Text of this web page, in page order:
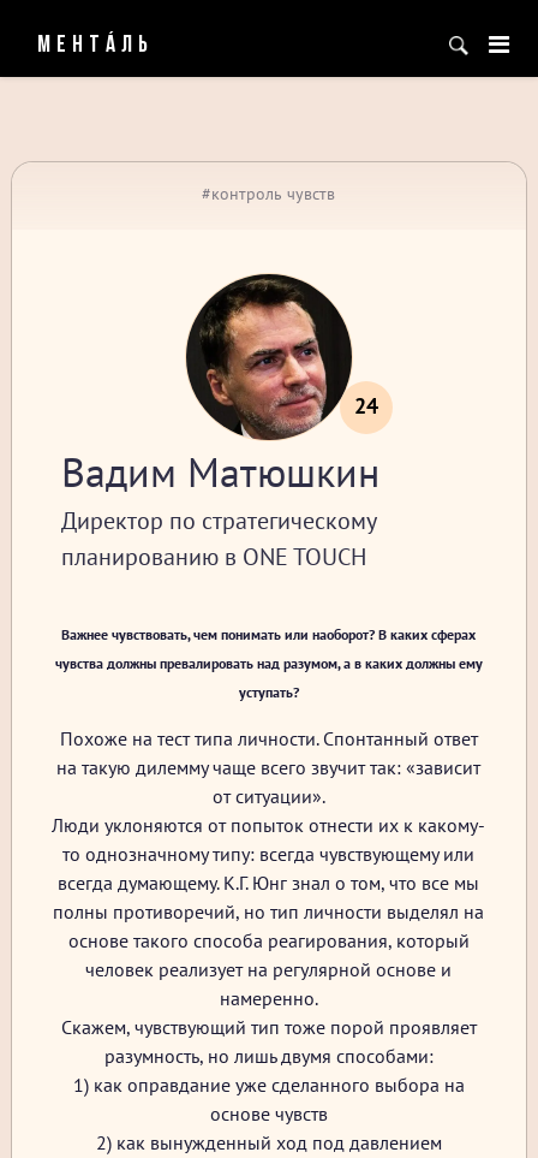
МЕНТÁЛЬ
#контроль чувств
24
Вадим Матюшкин
Директор по стратегическому
планированию в ONE TOUCH
Важнее чувствовать, чем понимать или наоборот? В каких сферах
чувства должны превалировать над разумом, а в каких должны ему
уступать?
Похоже на тест типа личности. Спонтанный ответ
на такую дилемму чаще всего звучит так: «зависит
от ситуации».
Люди уклоняются от попыток отнести их к какому-
то однозначному типу: всегда чувствующему или
всегда думающему. К.Г. Юнг знал о том, что все мы
полны противоречий, но тип личности выделял на
основе такого способа реагирования, который
человек реализует на регулярной основе и
намеренно.
Скажем, чувствующий тип тоже порой проявляет
разумность, но лишь двумя способами:
1) как оправдание уже сделанного выбора на
основе чувств
2) как вынужденный ход под давлением